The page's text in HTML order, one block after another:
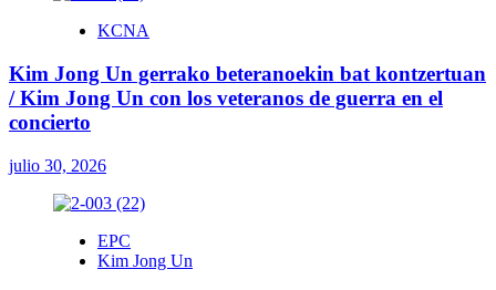
KCNA
Kim Jong Un gerrako beteranoekin bat kontzertuan
/ Kim Jong Un con los veteranos de guerra en el
concierto
julio 30, 2026
EPC
Kim Jong Un